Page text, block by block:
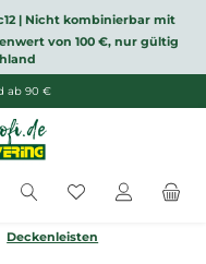
| Nicht kombinierbar mit
von 100 €, nur gültig
ab 90 €
Du hast 0
Deckenleisten